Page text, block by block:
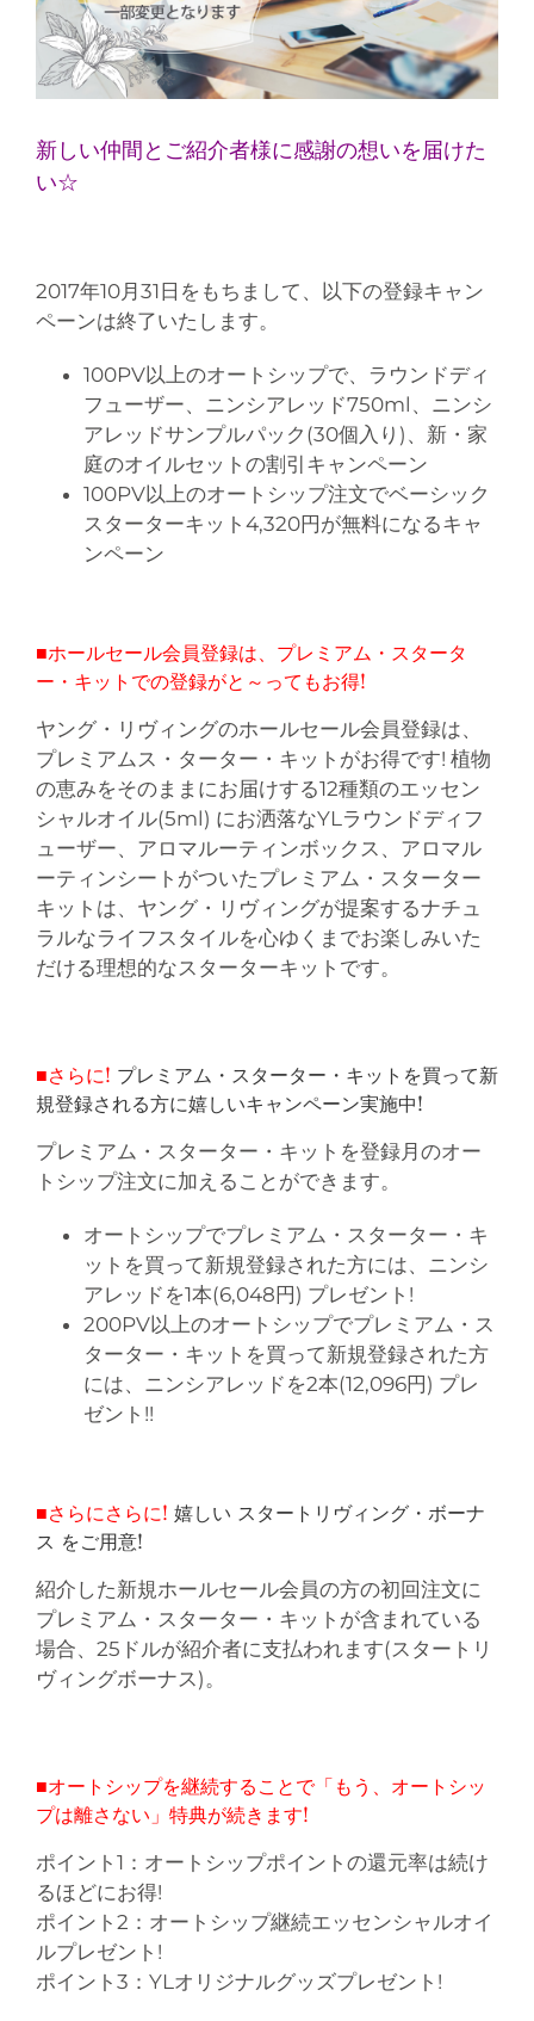
新しい仲間とご紹介者様に感謝の想いを届けた
い☆
2017年10月31日をもちまして、以下の登録キャン
ペーンは終了いたします。
100PV以上のオートシップで、ラウンドディ
フューザー、ニンシアレッド750ml、ニンシ
アレッドサンプルパック(30個入り)、新・家
庭のオイルセットの割引キャンペーン
100PV以上のオートシップ注文でベーシック
スターターキット4,320円が無料になるキャ
ンペーン
■ホールセール会員登録は、プレミアム・スタータ
ー・キットでの登録がと～ってもお得!
ヤング・リヴィングのホールセール会員登録は、
プレミアムス・ターター・キットがお得です! 植物
の恵みをそのままにお届けする12種類のエッセン
シャルオイル(5ml) にお洒落なYLラウンドディフ
ューザー、アロマルーティンボックス、アロマル
ーティンシートがついたプレミアム・スターター
キットは、ヤング・リヴィングが提案するナチュ
ラルなライフスタイルを心ゆくまでお楽しみいた
だける理想的なスターターキットです。
■さらに! プレミアム・スターター・キットを買って新
規登録される方に嬉しいキャンペーン実施中!
プレミアム・スターター・キットを登録月のオー
トシップ注文に加えることができます。
オートシップでプレミアム・スターター・キ
ットを買って新規登録された方には、ニンシ
アレッドを1本(6,048円) プレゼント!
200PV以上のオートシップでプレミアム・ス
ターター・キットを買って新規登録された方
には、ニンシアレッドを2本(12,096円) プレ
ゼント!!
■さらにさらに! 嬉しい スタートリヴィング・ボーナ
ス をご用意!
紹介した新規ホールセール会員の方の初回注文に
プレミアム・スターター・キットが含まれている
場合、25ドルが紹介者に支払われます(スタートリ
ヴィングボーナス)。
■オートシップを継続することで「もう、オートシッ
プは離さない」特典が続きます!
ポイント1：オートシップポイントの還元率は続け
るほどにお得!
ポイント2：オートシップ継続エッセンシャルオイ
ルプレゼント!
ポイント3：YLオリジナルグッズプレゼント!